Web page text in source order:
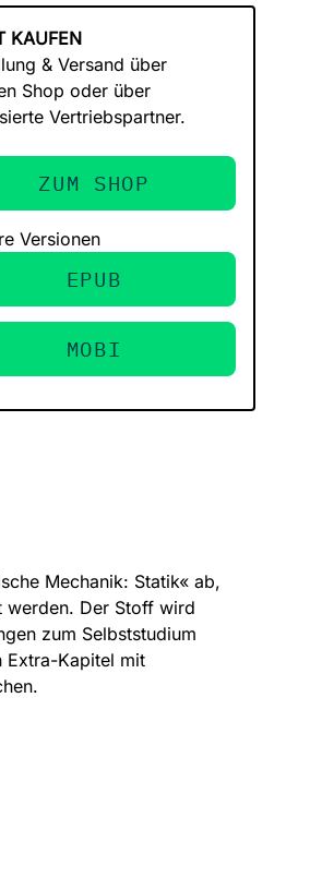
KAUFEN
& Versand über
Shop oder über
Vertriebspartner.
ZUM SHOP
Versionen
EPUB
MOBI
Mechanik: Statik« ab,
werden. Der Stoff wird
zum Selbststudium
Extra-Kapitel mit